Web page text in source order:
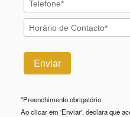
*Preenchimento obrigatório
Ao clicar em 'Enviar', declara que